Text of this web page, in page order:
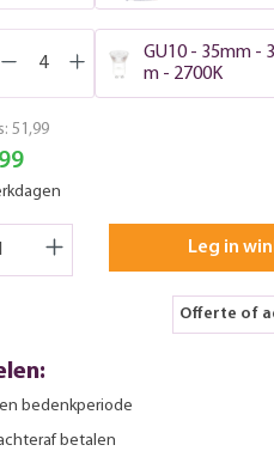
GU10 - 35mm -
m - 2700K
51,99
Leg in
Offerte of
bedenkperiode
betalen